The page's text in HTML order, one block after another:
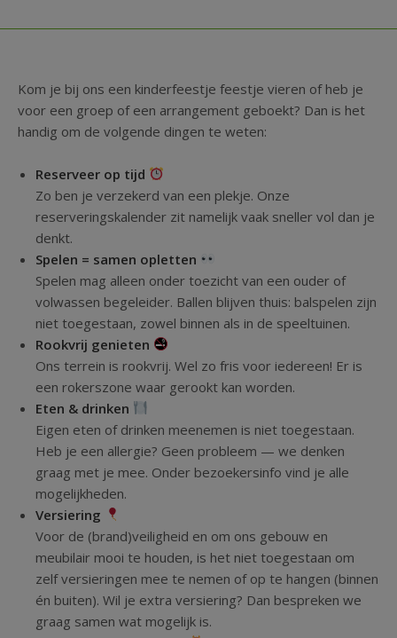
Kom je bij ons een kinderfeestje feestje vieren of heb je
voor een groep of een arrangement geboekt? Dan is het
handig om de volgende dingen te weten:
Reserveer op tijd
Zo ben je verzekerd van een plekje. Onze
reserveringskalender zit namelijk vaak sneller vol dan je
denkt.
Spelen = samen opletten
Spelen mag alleen onder toezicht van een ouder of
volwassen begeleider. Ballen blijven thuis: balspelen zijn
niet toegestaan, zowel binnen als in de speeltuinen.
Rookvrij genieten
Ons terrein is rookvrij. Wel zo fris voor iedereen! Er is
een rokerszone waar gerookt kan worden.
Eten & drinken
Eigen eten of drinken meenemen is niet toegestaan.
Heb je een allergie? Geen probleem — we denken
graag met je mee. Onder bezoekersinfo vind je alle
mogelijkheden.
Versiering
Voor de (brand)veiligheid en om ons gebouw en
meubilair mooi te houden, is het niet toegestaan om
zelf versieringen mee te nemen of op te hangen (binnen
én buiten). Wil je extra versiering? Dan bespreken we
graag samen wat mogelijk is.